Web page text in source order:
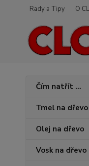
Rady a Tipy O
Čím natřít ...
Tmel na dřevo
Olej na dřevo
Vosk na dřevo